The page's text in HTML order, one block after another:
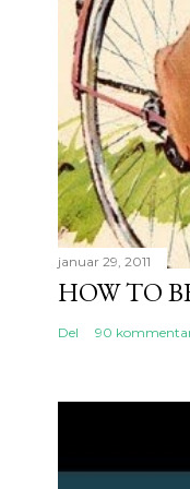
januar 29, 2011
HOW TO
Del 90